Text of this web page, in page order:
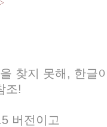
찾지 못해, 한글
조!
버전이고